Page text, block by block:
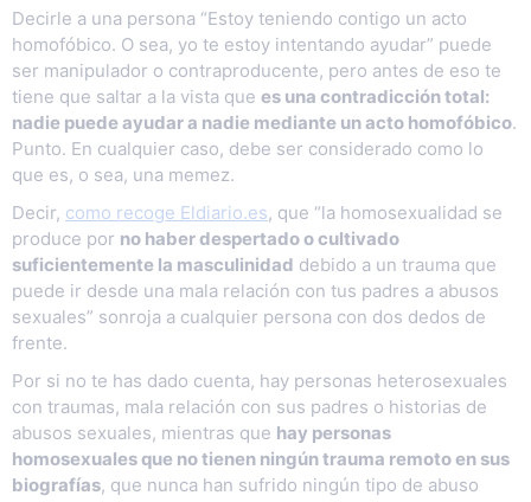
Decirle a una persona “Estoy teniendo contigo un acto
homofóbico. O sea, yo te estoy intentando ayudar” puede
ser manipulador o contraproducente, pero antes de eso te
tiene que saltar a la vista que es una contradicción total:
nadie puede ayudar a nadie mediante un acto homofóbico.
Punto. En cualquier caso, debe ser considerado como lo
que es, o sea, una memez.
Decir, como recoge Eldiario.es, que “la homosexualidad se
produce por no haber despertado o cultivado
suficientemente la masculinidad debido a un trauma que
puede ir desde una mala relación con tus padres a abusos
sexuales” sonroja a cualquier persona con dos dedos de
frente.
Por si no te has dado cuenta, hay personas heterosexuales
con traumas, mala relación con sus padres o historias de
abusos sexuales, mientras que hay personas
homosexuales que no tienen ningún trauma remoto en sus
biografías, que nunca han sufrido ningún tipo de abuso